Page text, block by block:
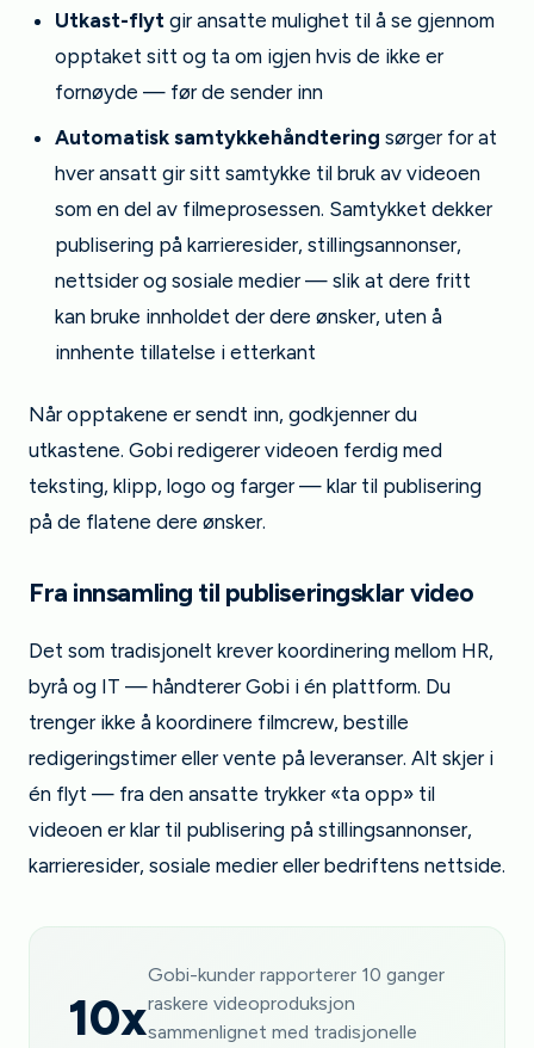
Utkast-flyt gir ansatte mulighet til å se gjennom
opptaket sitt og ta om igjen hvis de ikke er
fornøyde — før de sender inn
Automatisk samtykkehåndtering sørger for at
hver ansatt gir sitt samtykke til bruk av videoen
som en del av filmeprosessen. Samtykket dekker
publisering på karrieresider, stillingsannonser,
nettsider og sosiale medier — slik at dere fritt
kan bruke innholdet der dere ønsker, uten å
innhente tillatelse i etterkant
Når opptakene er sendt inn, godkjenner du
utkastene. Gobi redigerer videoen ferdig med
teksting, klipp, logo og farger — klar til publisering
på de flatene dere ønsker.
Fra innsamling til publiseringsklar video
Det som tradisjonelt krever koordinering mellom HR,
byrå og IT — håndterer Gobi i én plattform. Du
trenger ikke å koordinere filmcrew, bestille
redigeringstimer eller vente på leveranser. Alt skjer i
én flyt — fra den ansatte trykker «ta opp» til
videoen er klar til publisering på stillingsannonser,
karrieresider, sosiale medier eller bedriftens nettside.
10x
Gobi-kunder rapporterer 10 ganger
raskere videoproduksjon
sammenlignet med tradisjonelle